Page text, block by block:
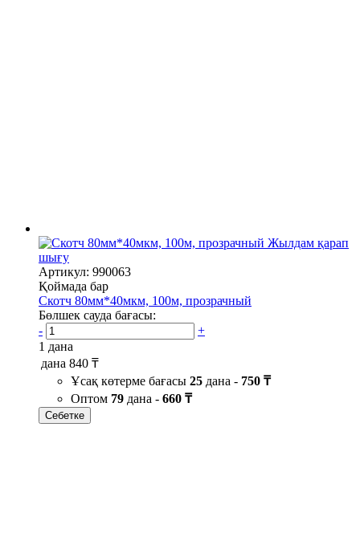
Жылдам қарап
шығу
Артикул: 990063
Қоймада бар
Скотч 80мм*40мкм, 100м, прозрачный
Бөлшек сауда бағасы:
-
+
1 дана
дана 840 ₸
Ұсақ көтерме бағасы 25 дана - 750 ₸
Оптом 79 дана - 660 ₸
Себетке